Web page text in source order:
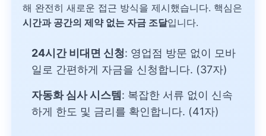
해 완전히 새로운 접근 방식을 제시했습니다. 핵심은
시간과 공간의 제약 없는 자금 조달입니다.
24시간 비대면 신청: 영업점 방문 없이 모바
일로 간편하게 자금을 신청합니다. (37자)
자동화 심사 시스템 : 복잡한 서류 없이 신속
하게 한도 및 금리를 확인합니다. (41자)